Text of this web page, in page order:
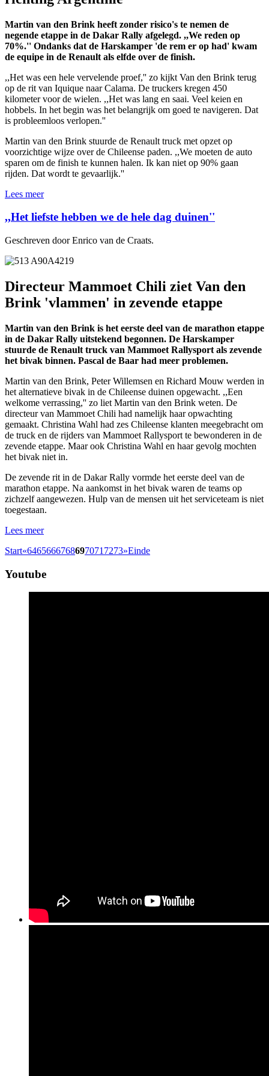
Martin van den Brink heeft zonder risico's te nemen de
negende etappe in de Dakar Rally afgelegd. ,,We reden op
70%.'' Ondanks dat de Harskamper 'de rem er op had' kwam
de equipe in de Renault als elfde over de finish.
,,Het was een hele vervelende proef,'' zo kijkt Van den Brink terug
op de rit van Iquique naar Calama. De truckers kregen 450
kilometer voor de wielen. ,,Het was lang en saai. Veel keien en
hobbels. In het begin was het belangrijk om goed te navigeren. Dat
is probleemloos verlopen.''
Martin van den Brink stuurde de Renault truck met opzet op
voorzichtige wijze over de Chileense paden. ,,We moeten de auto
sparen om de finish te kunnen halen. Ik kan niet op 90% gaan
rijden. Dat wordt te gevaarlijk.''
Lees meer
,,Het liefste hebben we de hele dag duinen''
Geschreven door Enrico van de Craats.
Directeur Mammoet Chili ziet Van den
Brink 'vlammen' in zevende etappe
Martin van den Brink is het eerste deel van de marathon etappe
in de Dakar Rally uitstekend begonnen. De Harskamper
stuurde de Renault truck van Mammoet Rallysport als zevende
het bivak binnen. Pascal de Baar had meer problemen.
Martin van den Brink, Peter Willemsen en Richard Mouw werden in
het alternatieve bivak in de Chileense duinen opgewacht. ,,Een
welkome verrassing,'' zo liet Martin van den Brink weten. De
directeur van Mammoet Chili had namelijk haar opwachting
gemaakt. Christina Wahl had zes Chileense klanten meegebracht om
de truck en de rijders van Mammoet Rallysport te bewonderen in de
zevende etappe. Maar ook Christina Wahl en haar gevolg mochten
het bivak niet in.
De zevende rit in de Dakar Rally vormde het eerste deel van de
marathon etappe. Na aankomst in het bivak waren de teams op
zichzelf aangewezen. Hulp van de mensen uit het serviceteam is niet
toegestaan.
Lees meer
Start«6465666768697071 7273»Einde
Youtube